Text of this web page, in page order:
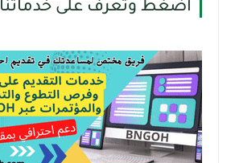
اضغط وتعرف على خدماتنا